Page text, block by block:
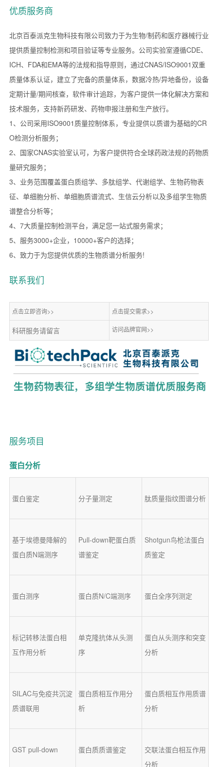
优质服务商
北京百泰派克生物科技有限公司致力于为生物/制药和医疗器械行业
提供质量控制检测和项目验证等专业服务。公司实验室遵循CDE、
ICH、FDA和EMA等的法规和指导原则，通过CNAS/ISO9001双重
质量体系认证，建立了完备的质量体系，数据冷热/异地备份，设备
定期计量/期间核查，软件审计追踪，为客户提供一体化解决方案和
技术服务，支持新药研发、药物申报注册和生产放行。
1、公司采用ISO9001质量控制体系，专业提供以质谱为基础的CR
O检测分析服务；
2、国家CNAS实验室认可，为客户提供符合全球药政法规的药物质
量研究服务；
3、业务范围覆盖蛋白质组学、多肽组学、代谢组学、生物药物表
征、单细胞分析、单细胞质谱流式、生信云分析以及多组学生物质
谱整合分析等；
4、7大质量控制检测平台，满足您一站式服务需求；
5、服务3000+企业，10000+客户的选择；
6、致力于为您提供优质的生物质谱分析服务!
联系我们
点击立即咨询>> 点击提交需求>>
科研服务请留言 访问品牌官网>>
服务项目
蛋白分析
蛋白鉴定 分子量测定 肽质量指纹图谱分析
基于埃德曼降解的
蛋白质N端测序
Pull-down靶蛋白质
谱鉴定
Shotgun鸟枪法蛋白
质鉴定
蛋白测序 蛋白质N/C端测序 蛋白全序列测定
标记转移法蛋白相
互作用分析
单克隆抗体从头测
序
蛋白从头测序和突变
分析
SILAC与免疫共沉淀
质谱联用
蛋白质相互作用分
析
蛋白质相互作用质谱
分析
GST pull-down 蛋白质质谱鉴定
交联法蛋白相互作用
分析